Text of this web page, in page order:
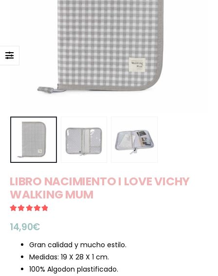
LIBRO NACIMIENTO I LOVE VICHY
WALKING MUM
14,90€
Gran calidad y mucho estilo.
Medidas: 19 X 28 X 1 cm.
100% Algodon plastificado.